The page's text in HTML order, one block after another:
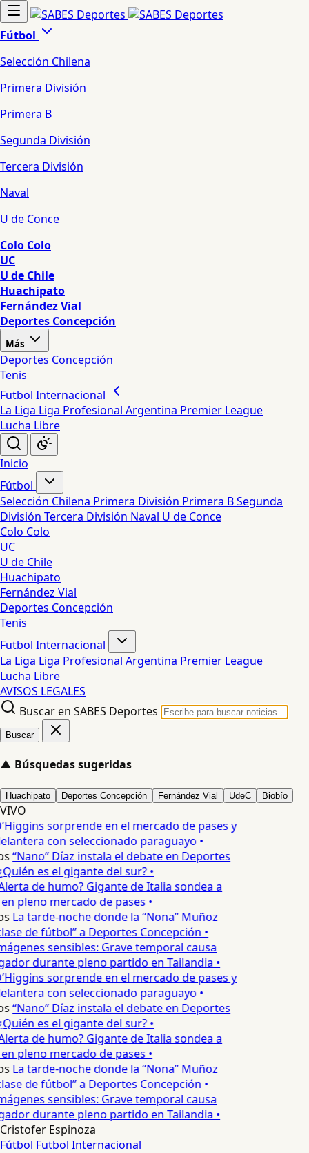
Fútbol
Selección Chilena
Primera División
Primera B
Segunda División
Tercera División
Naval
U de Conce
Colo Colo
UC
U de Chile
Huachipato
Fernández Vial
Deportes Concepción
Más
Deportes Concepción
Tenis
Futbol Internacional
La Liga Liga Profesional Argentina Premier League
Lucha Libre
Inicio
Fútbol
Selección Chilena Primera División Primera BSegunda
División Tercera División Naval U de Conce
Colo Colo
UC
U de Chile
Huachipato
Fernández Vial
Deportes Concepción
Tenis
Futbol Internacional
La Liga Liga Profesional Argentina Premier League
Lucha Libre
AVISOS LEGALES
Buscar en SABES Deportes
Buscar
▲ Búsquedas sugeridas
Huachipato Deportes Concepción Fernández Vial UdeC Biobío
VIVO
sorprende en el mercado de pases y
con seleccionado paraguayo •
“Nano” Díaz instala el debate en Deportes
es el gigante del sur? •
de humo? Gigante de Italia sondea a
pleno mercado de pases •
La tarde-noche donde la “Nona” Muñoz
de fútbol” a Deportes Concepción •
sensibles: Grave temporal causa
durante pleno partido en Tailandia •
sorprende en el mercado de pases y
con seleccionado paraguayo •
“Nano” Díaz instala el debate en Deportes
es el gigante del sur? •
de humo? Gigante de Italia sondea a
pleno mercado de pases •
La tarde-noche donde la “Nona” Muñoz
de fútbol” a Deportes Concepción •
sensibles: Grave temporal causa
durante pleno partido en Tailandia •
Cristofer Espinoza
Fútbol Futbol Internacional